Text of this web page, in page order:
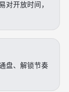
对开放时间，
盘、解锁节奏